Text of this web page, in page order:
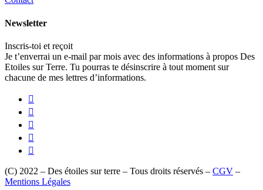
Newsletter
Inscris-toi et reçoit
Je t’enverrai un e-mail par mois avec des informations à propos Des
Etoiles sur Terre. Tu pourras te désinscrire à tout moment sur
chacune de mes lettres d’informations.





(C) 2022 – Des étoiles sur terre – Tous droits réservés – CGV –
Mentions Légales